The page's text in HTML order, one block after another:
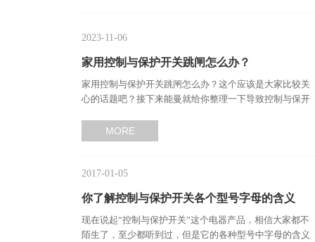
2023-11-06
家用控制与保护开关跳闸怎么办？
家用控制与保护开关跳闸怎么办？这个应该是大家比较关
心的话题吧？接下来能曼就给你整理一下导致控制与保开
MORE
2017-01-05
你了解控制与保护开关各个型号字母的含义
吗？—能曼告诉你…
现在说起“控制与保护开关”这个电器产品，相信大家都不
陌生了，至少都听到过，但是它的各种型号中字母的含义